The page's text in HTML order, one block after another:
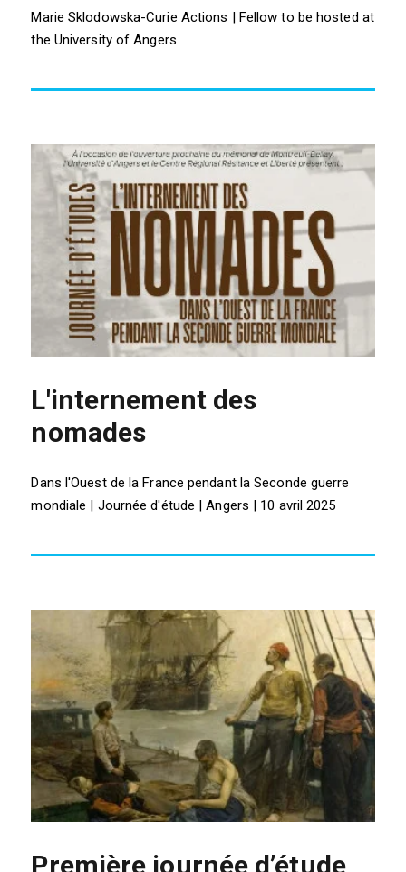
Marie Sklodowska-Curie Actions | Fellow to be hosted at
the University of Angers
L'internement des
nomades
Dans l'Ouest de la France pendant la Seconde guerre
mondiale | Journée d'étude | Angers | 10 avril 2025
Première journée d’étude